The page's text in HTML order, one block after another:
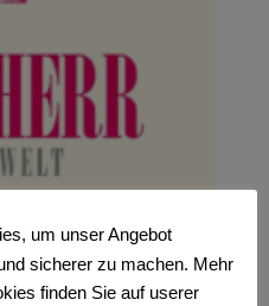
um unser Angebot
sicherer zu machen. Mehr
finden Sie auf userer